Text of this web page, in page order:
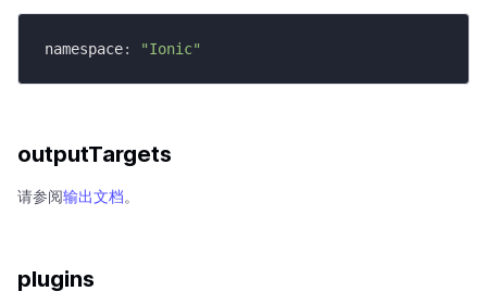
namespace: "Ionic"
outputTargets
请参阅输出文档。
plugins